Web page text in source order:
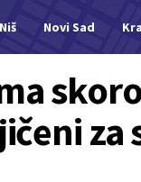
Niš Novi Sad
za